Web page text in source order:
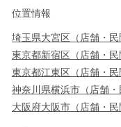
位置情報
埼玉県大宮区 （ 店舗・民
東京都新宿区 （ 店舗・民
東京都江東区 （ 店舗・民
神奈川県横浜市 （ 店舗
大阪府大阪市 （ 店舗・民